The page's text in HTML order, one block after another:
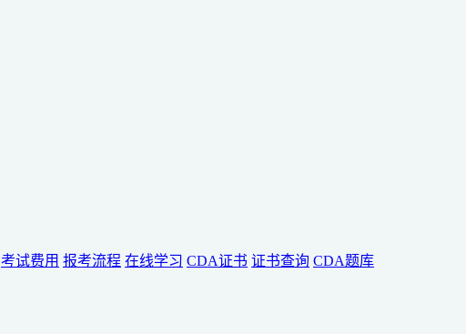
考试费用 报考流程 在线学习 CDA证书 证书查询 CDA题库